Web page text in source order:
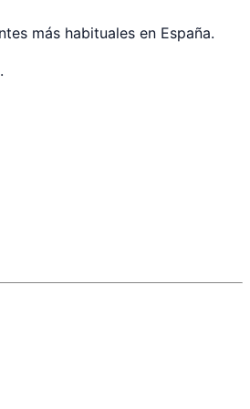
más habituales en España.